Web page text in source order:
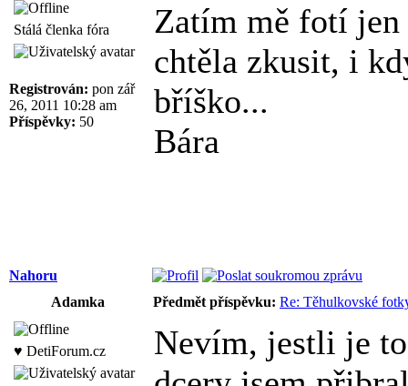
Stálá členka fóra
Registrován: pon zář
26, 2011 10:28 am
Příspěvky: 50
Zatím mě fotí jen
chtěla zkusit, i
bříško...
Bára
Nahoru
Adamka
Předmět příspěvku: Re: Těhulkovské
♥ DetiForum.cz
Nevím, jestli je